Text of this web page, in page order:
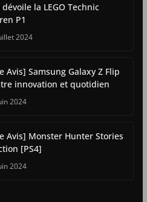
dévoile la LEGO Technic
P1
2024
Avis] Samsung Galaxy Z Flip
innovation et quotidien
2024
Avis] Monster Hunter Stories
[PS4]
2024